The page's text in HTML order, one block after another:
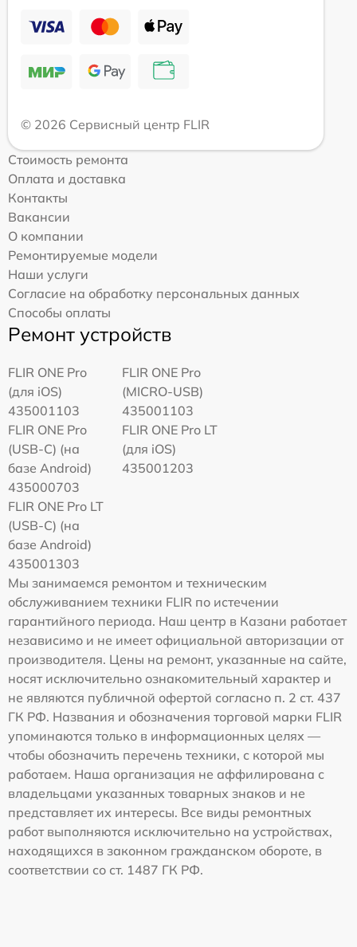
© 2026 Сервисный центр FLIR
Стоимость ремонта
Оплата и доставка
Контакты
Вакансии
О компании
Ремонтируемые модели
Наши услуги
Согласие на обработку персональных данных
Способы оплаты
Ремонт устройств
FLIR ONE Pro
(для iOS)
435001103
FLIR ONE Pro
(MICRO-USB)
435001103
FLIR ONE Pro
(USB-C) (на
базе Android)
435000703
FLIR ONE Pro LT
(для iOS)
435001203
FLIR ONE Pro LT
(USB-C) (на
базе Android)
435001303
Мы занимаемся ремонтом и техническим
обслуживанием техники FLIR по истечении
гарантийного периода. Наш центр в Казани работает
независимо и не имеет официальной авторизации от
производителя. Цены на ремонт, указанные на сайте,
носят исключительно ознакомительный характер и
не являются публичной офертой согласно п. 2 ст. 437
ГК РФ. Названия и обозначения торговой марки FLIR
упоминаются только в информационных целях —
чтобы обозначить перечень техники, с которой мы
работаем. Наша организация не аффилирована с
владельцами указанных товарных знаков и не
представляет их интересы. Все виды ремонтных
работ выполняются исключительно на устройствах,
находящихся в законном гражданском обороте, в
соответствии со ст. 1487 ГК РФ.